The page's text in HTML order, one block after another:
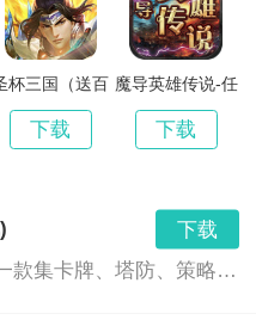
qq登录的便捷方式，精
手游，长期收录游戏模
的棋牌、麻将玩法，有
。
杯三国（送百
下载
魔导英雄传说-任
下载
下载
西楚霸业群雄之战一款集卡牌、塔防、策略于一体的，可以通过游戏内即时翻译系统与全世界玩家无障碍交流的卡牌手游。一次下载，多重体验，快来与你的朋友并肩作战，与世界各地玩家对战，有兴趣的小伙伴们可以下载哦！